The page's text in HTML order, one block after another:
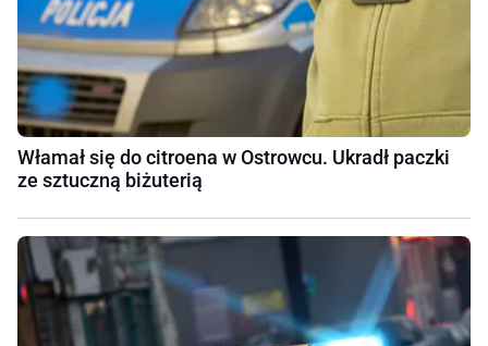
Włamał się do citroena w Ostrowcu. Ukradł paczki
ze sztuczną biżuterią